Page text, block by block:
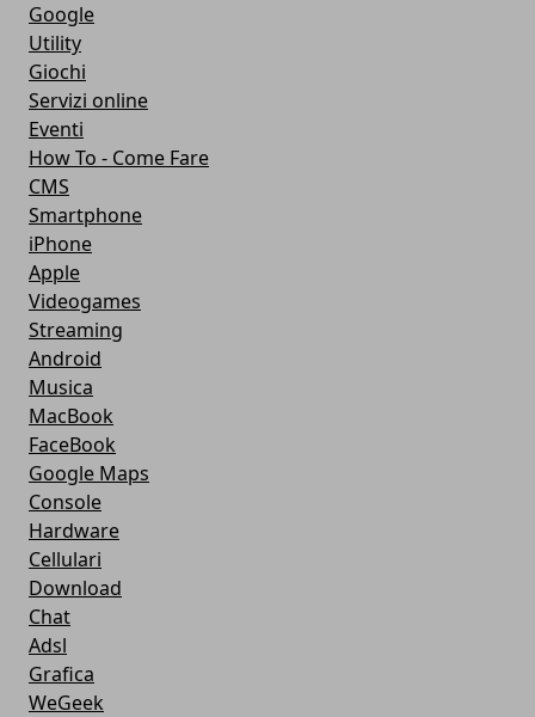
Google
Utility
Giochi
Servizi online
Eventi
How To - Come Fare
CMS
Smartphone
iPhone
Apple
Videogames
Streaming
Android
Musica
MacBook
FaceBook
Google Maps
Console
Hardware
Cellulari
Download
Chat
Adsl
Grafica
WeGeek